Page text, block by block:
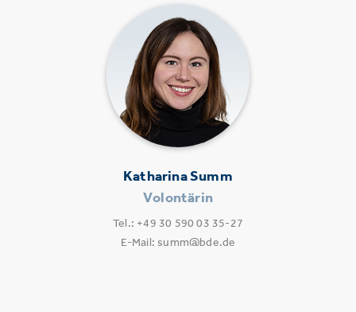
Katharina Summ
Volontärin
Tel.: +49 30 590 03 35-27
E-Mail: summ@bde.de